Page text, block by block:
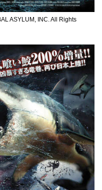
ASYLUM, INC. All Rights